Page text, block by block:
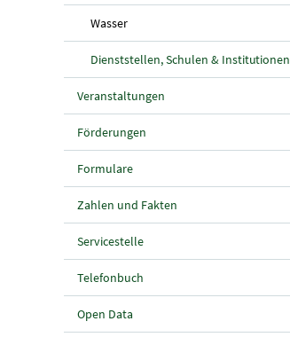
Wasser(aktuelle Seite)
Dienststellen, Schulen & Institutionen
Veranstaltungen
Förderungen
Formulare
Zahlen und Fakten
Servicestelle
Telefonbuch
Open Data